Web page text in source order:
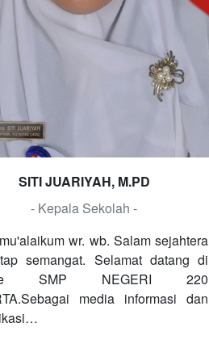
SITI JUARIYAH, M.PD
- Kepala Sekolah -
wr. wb. Salam sejahtera
semangat. Selamat datang di
SMP NEGERI 220
media informasi dan